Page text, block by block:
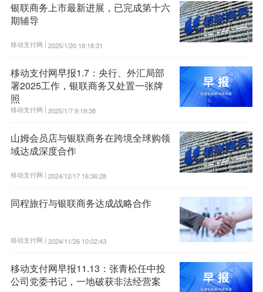
银联商务上市最新进展，已完成第十六
期辅导
移动支付网 | 2025/1/20 18:18:31
移动支付网早报1.7：央行、外汇局部
署2025工作，银联商务又处置一张牌
照
移动支付网 | 2025/1/7 9:19:38
山姆会员店与银联商务在跨境全球购领
域达成深度合作
移动支付网 | 2024/12/17 16:36:28
同程旅行与银联商务达成战略合作
移动支付网 | 2024/11/26 10:02:43
移动支付网早报11.13：张青松任中投
公司党委书记，一地破获非法经营案